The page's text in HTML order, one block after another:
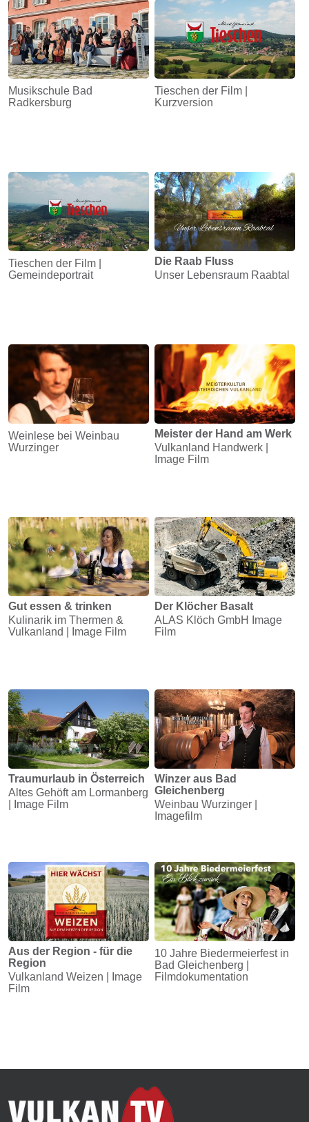
Musikschule Bad
Radkersburg
Tieschen der Film |
Kurzversion
Tieschen der Film |
Gemeindeportrait
Die Raab Fluss
Unser Lebensraum Raabtal
Weinlese bei Weinbau
Wurzinger
Meister der Hand am Werk
Vulkanland Handwerk |
Image Film
Gut essen & trinken
Kulinarik im Thermen &
Vulkanland | Image Film
Der Klöcher Basalt
ALAS Klöch GmbH Image
Film
Traumurlaub in Österreich
Altes Gehöft am Lormanberg
| Image Film
Winzer aus Bad
Gleichenberg
Weinbau Wurzinger |
Imagefilm
Aus der Region - für die
Region
Vulkanland Weizen | Image
Film
10 Jahre Biedermeierfest in
Bad Gleichenberg |
Filmdokumentation